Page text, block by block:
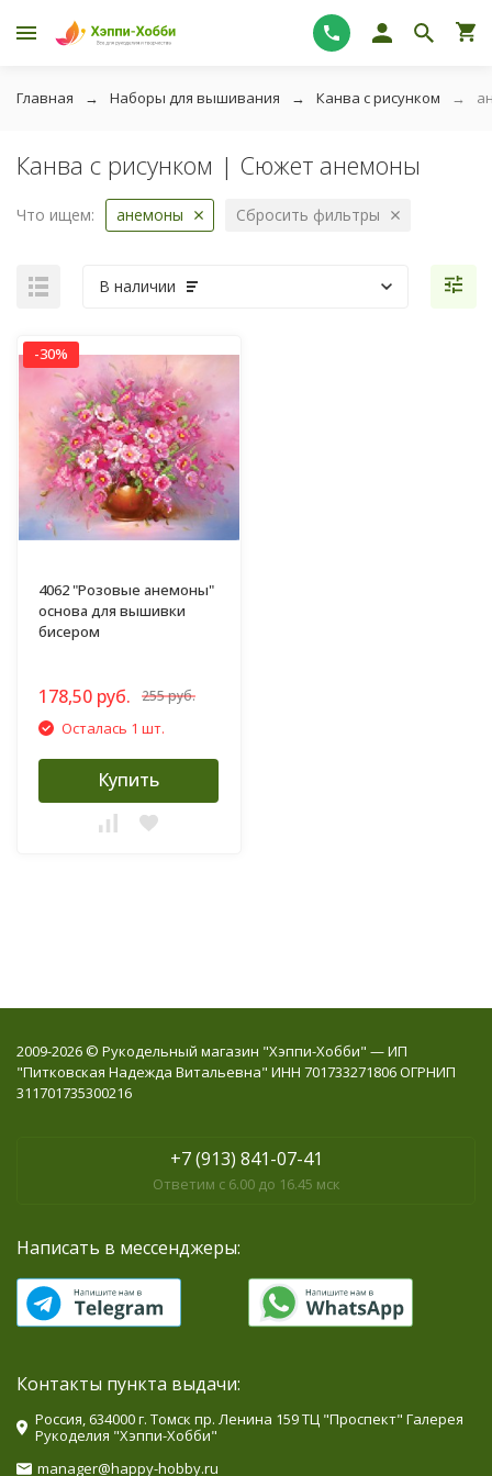
Главная Наборы для вышивания Канва с рисунком
Канва с рисунком | Сюжет анемоны
Что ищем: анемоны Сбросить фильтры
В наличии
-30%
4062 "Розовые анемоны"
основа для вышивки
бисером
178,50 руб. 255 руб.
Осталась 1 шт.
Купить
2009-2026 © Рукодельный магазин "Хэппи-Хобби" — ИП
"Питковская Надежда Витальевна" ИНН 701733271806 ОГРНИП
311701735300216
+7 (913) 841-07-41
Ответим с 6.00 до 16.45 мск
Написать в мессенджеры:
Контакты пункта выдачи:
Россия, 634000 г. Томск пр. Ленина 159 ТЦ "Проспект" Галерея
Рукоделия "Хэппи-Хобби"
manager@happy-hobby.ru